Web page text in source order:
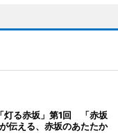
灯る赤坂」第1回 「赤坂
伝える、赤坂のあたたか